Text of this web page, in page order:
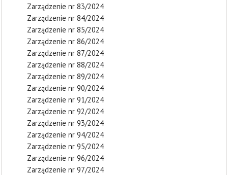
Zarządzenie nr 83/2024
Zarządzenie nr 84/2024
Zarządzenie nr 85/2024
Zarządzenie nr 86/2024
Zarządzenie nr 87/2024
Zarządzenie nr 88/2024
Zarządzenie nr 89/2024
Zarządzenie nr 90/2024
Zarządzenie nr 91/2024
Zarządzenie nr 92/2024
Zarządzenie nr 93/2024
Zarządzenie nr 94/2024
Zarządzenie nr 95/2024
Zarządzenie nr 96/2024
Zarządzenie nr 97/2024